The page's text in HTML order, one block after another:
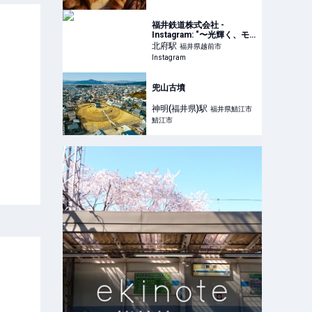
福井鉄道株式会社 -
Instagram: "〜光輝く、モ
ハ203〜 福井鉄道北府駅鉄
道ミュージアムのモハ203
は夜のイベントにて内部開
が点灯してカッコいいので
す😊 #福
北府駅 福井県越前市
Instagram
兜山古墳
神明(福井県)駅 福井県鯖江市
鯖江市